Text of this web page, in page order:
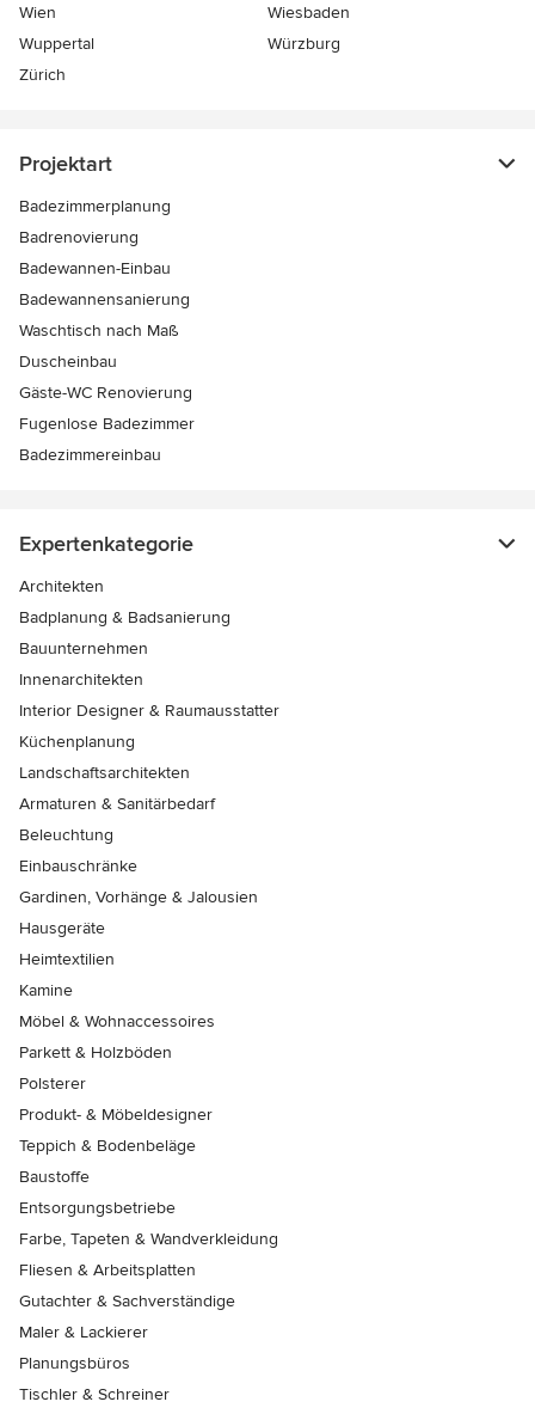
Wien
Wiesbaden
Wuppertal
Würzburg
Zürich
Projektart
Badezimmerplanung
Badrenovierung
Badewannen-Einbau
Badewannensanierung
Waschtisch nach Maß
Duscheinbau
Gäste-WC Renovierung
Fugenlose Badezimmer
Badezimmereinbau
Expertenkategorie
Architekten
Badplanung & Badsanierung
Bauunternehmen
Innenarchitekten
Interior Designer & Raumausstatter
Küchenplanung
Landschaftsarchitekten
Armaturen & Sanitärbedarf
Beleuchtung
Einbauschränke
Gardinen, Vorhänge & Jalousien
Hausgeräte
Heimtextilien
Kamine
Möbel & Wohnaccessoires
Parkett & Holzböden
Polsterer
Produkt- & Möbeldesigner
Teppich & Bodenbeläge
Baustoffe
Entsorgungsbetriebe
Farbe, Tapeten & Wandverkleidung
Fliesen & Arbeitsplatten
Gutachter & Sachverständige
Maler & Lackierer
Planungsbüros
Tischler & Schreiner